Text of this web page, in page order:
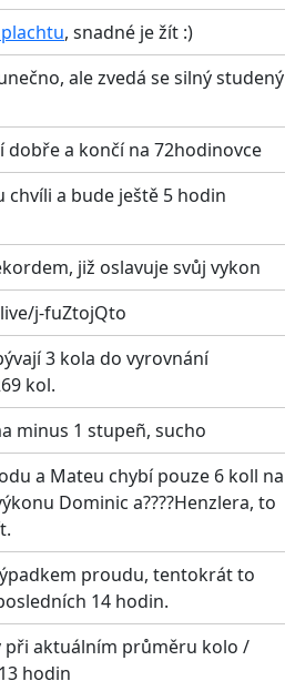
, snadné je žít :)
ale zvedá se silný studený
dobře a končí na 72hodinovce
chvíli a bude ještě 5 hodin
již oslavuje svůj vykon
j-fuZtojQto
3 kola do vyrovnání
kol.
minus 1 stupeñ, sucho
a Mateu chybí pouze 6 koll na
Dominic a????Henzlera, to
proudu, tentokrát to
14 hodin.
při aktuálním průměru kolo /
hodin